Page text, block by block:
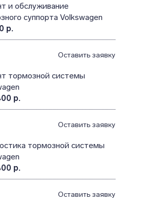
и обслуживание
суппорта Volkswagen
р.
Оставить заявку
тормозной системы
р.
Оставить заявку
тормозной системы
р.
Оставить заявку